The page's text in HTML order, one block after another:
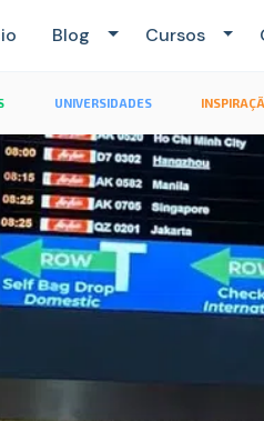
Blog Cursos
UNIVERSIDADES